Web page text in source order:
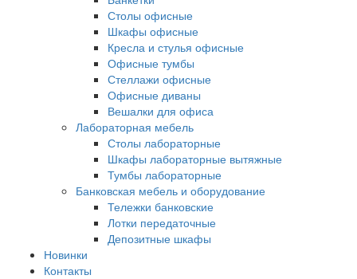
Столы офисные
Шкафы офисные
Кресла и стулья офисные
Офисные тумбы
Стеллажи офисные
Офисные диваны
Вешалки для офиса
Лабораторная мебель
Столы лабораторные
Шкафы лабораторные вытяжные
Тумбы лабораторные
Банковская мебель и оборудование
Тележки банковские
Лотки передаточные
Депозитные шкафы
Новинки
Контакты